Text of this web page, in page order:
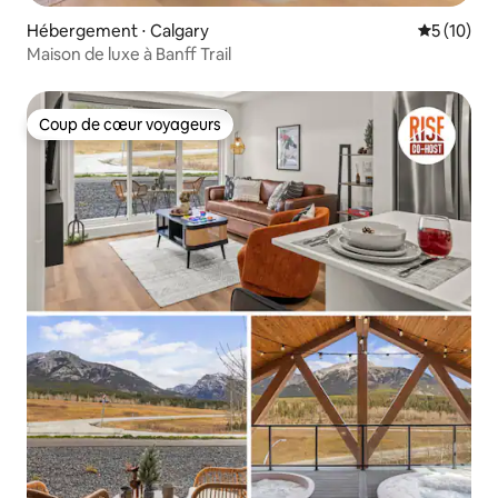
Hébergement ⋅ Calgary
5 (10)
Maison de luxe à Banff Trail
Coup de cœur voyageurs
Coup de cœur voyageurs